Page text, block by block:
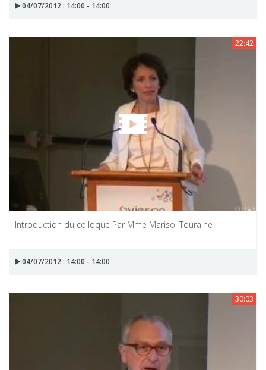
04/07/2012 : 14:00 - 14:00
22:42
Introduction du colloque Par Mme Marisol Touraine
04/07/2012 : 14:00 - 14:00
30:03